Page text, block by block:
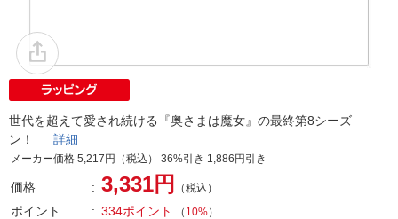
世代を超えて愛され続ける『奥さまは魔女』の最終第8シーズ
ン！ 詳細
メーカー価格 5,217円（税込） 36%引き 1,886円引き
価格 3,331円 （税込）
ポイント 334ポイント （ 10%）